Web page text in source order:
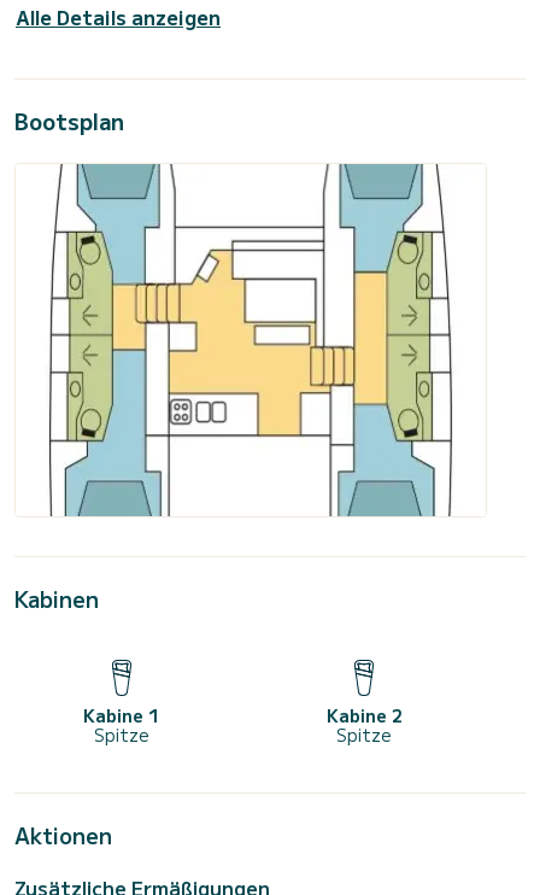
Alle Details anzeigen
Bootsplan
Kabinen
Kabine 1
Spitze
Kabine 2
Spitze
Aktionen
Zusätzliche Ermäßigungen